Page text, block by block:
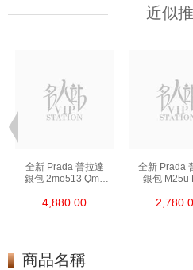
近似
全新 Prada 普拉達
銀包 2mo513 Qme
4,880.00
全新 Prada
銀包 M25u
商品名稱